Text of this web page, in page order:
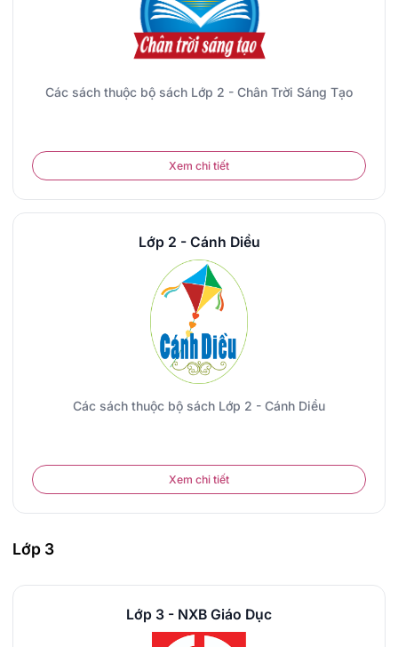
Các sách thuộc bộ sách Lớp 2 - Chân Trời Sáng Tạo
Xem chi tiết
Lớp 2 - Cánh Diều
Các sách thuộc bộ sách Lớp 2 - Cánh Diều
Xem chi tiết
Lớp 3
Lớp 3 - NXB Giáo Dục